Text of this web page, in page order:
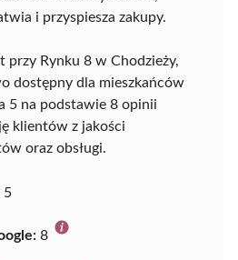
i przyspiesza zakupy.
przy Rynku 8 w Chodzieży,
dostępny dla mieszkańców
5 na podstawie 8 opinii
klientów z jakości
oraz obsługi.
5
8